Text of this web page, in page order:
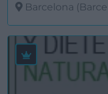
Barcelona